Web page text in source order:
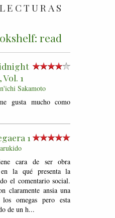
read
1
Sakamoto
gusta mucho como
1
cara de ser obra
la qué presenta la
el comentario social.
claramente ansia una
omegas pero esta
de un h...